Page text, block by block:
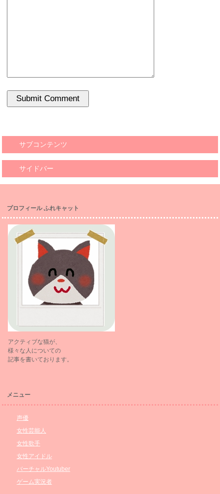
サブコンテンツ
サイドバー
プロフィール ふれキャット
アクティブな猫が、
様々な人についての
記事を書いております。
メニュー
声優
女性芸能人
女性歌手
女性アイドル
バーチャルYoutuber
ゲーム実況者